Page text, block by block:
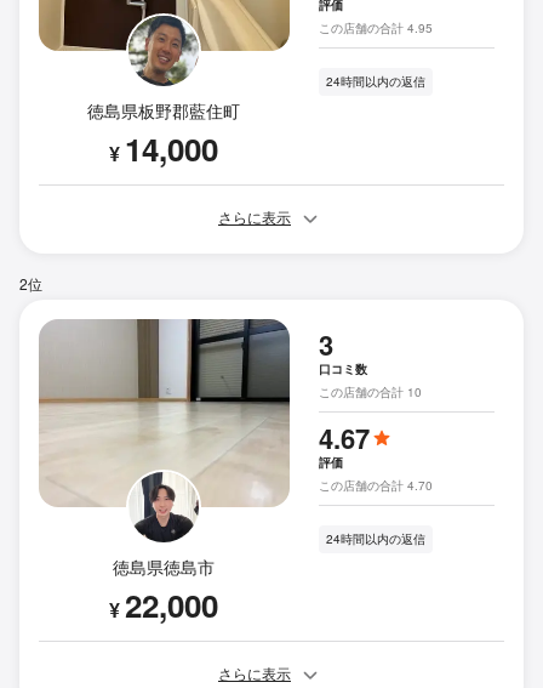
徳島県板野郡藍住町
¥ 14,000
評価
この店舗の合計 4.95
24時間以内の返信
さらに表示
2位
徳島県徳島市
¥22,000
3
口コミ数
この店舗の合計 10
4.67
評価
この店舗の合計 4.70
24時間以内の返信
さらに表示